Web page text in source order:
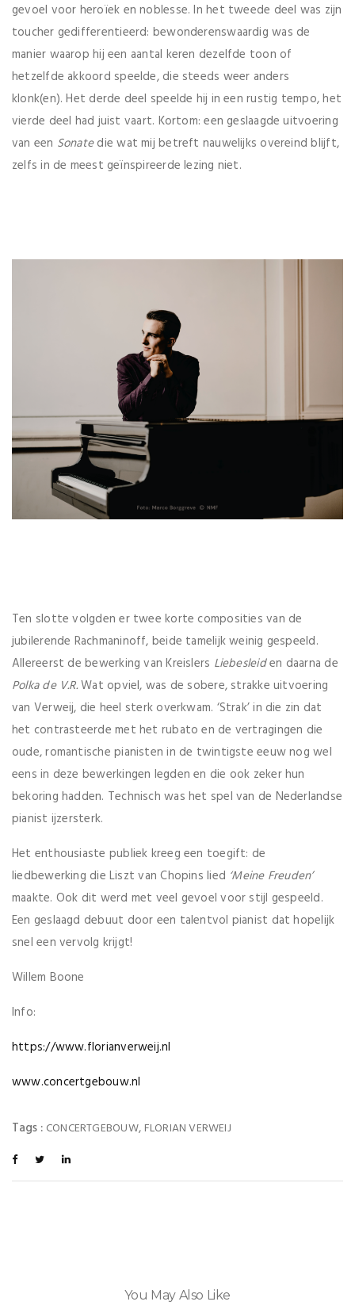
gevoel voor heroïek en noblesse. In het tweede deel was zijn
toucher gedifferentieerd: bewonderenswaardig was de
manier waarop hij een aantal keren dezelfde toon of
hetzelfde akkoord speelde, die steeds weer anders
klonk(en). Het derde deel speelde hij in een rustig tempo, het
vierde deel had juist vaart. Kortom: een geslaagde uitvoering
van een Sonatedie wat mij betreft nauwelijks overeind blijft,
zelfs in de meest geïnspireerde lezing niet.
Ten slotte volgden er twee korte composities van de
jubilerende Rachmaninoff, beide tamelijk weinig gespeeld.
Allereerst de bewerking van Kreislers Liebesleiden daarna de
Polka de V.R.Wat opviel, was de sobere, strakke uitvoering
van Verweij, die heel sterk overkwam. ‘Strak’ in die zin dat
het contrasteerde met het rubato en de vertragingen die
oude, romantische pianisten in de twintigste eeuw nog wel
eens in deze bewerkingen legden en die ook zeker hun
bekoring hadden. Technisch was het spel van de Nederlandse
pianist ijzersterk.
Het enthousiaste publiek kreeg een toegift: de
liedbewerking die Liszt van Chopins lied ‘Meine Freuden’
maakte. Ook dit werd met veel gevoel voor stijl gespeeld.
Een geslaagd debuut door een talentvol pianist dat hopelijk
snel een vervolg krijgt!
Willem Boone
Info:
https://www.florianverweij.nl
www.concertgebouw.nl
Tags : CONCERTGEBOUW, FLORIAN VERWEIJ
You May Also Like